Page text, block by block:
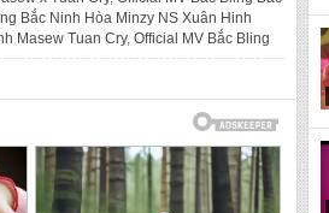
Bắc Ninh Hòa Minzy NS Xuân Hinh
Masew Tuan Cry, Official MV Bắc Bling
Minzy ft NS Xuan Hinh x Masew x Tuan